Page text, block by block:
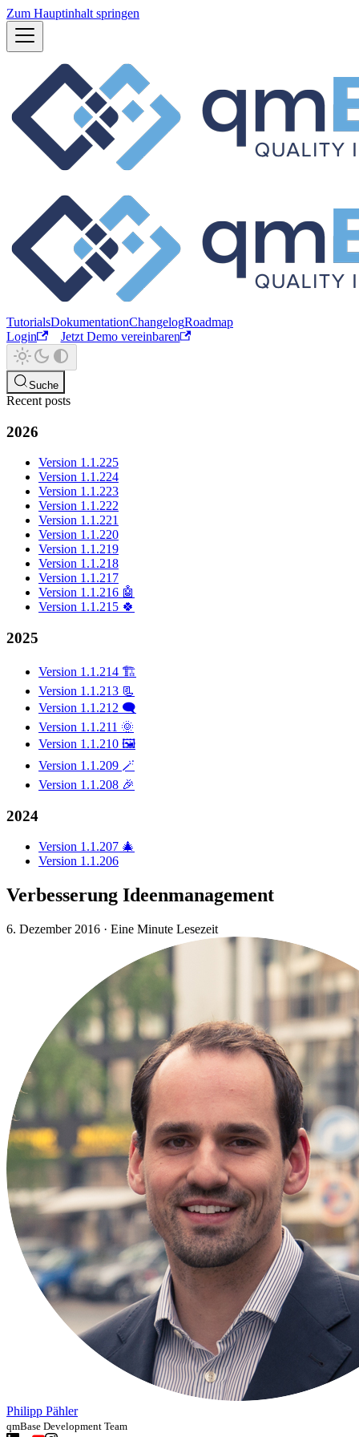
Zum Hauptinhalt springen
TutorialsDokumentationChangelogRoadmap
Login
Jetzt Demo vereinbaren
Suche
Recent posts
2026
Version 1.1.225
Version 1.1.224
Version 1.1.223
Version 1.1.222
Version 1.1.221
Version 1.1.220
Version 1.1.219
Version 1.1.218
Version 1.1.217
Version 1.1.216 🤖
Version 1.1.215 🍀
2025
Version 1.1.214 🏗️
Version 1.1.213 📃
Version 1.1.212 🗨️
Version 1.1.211 🌞
Version 1.1.210 🖼️
Version 1.1.209 🪄
Version 1.1.208 🎉
2024
Version 1.1.207 🎄
Version 1.1.206
Verbesserung Ideenmanagement
6. Dezember 2016 · Eine Minute Lesezeit
Philipp Pähler
qmBase Development Team